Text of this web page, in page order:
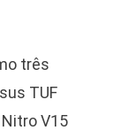
três
TUF
V15